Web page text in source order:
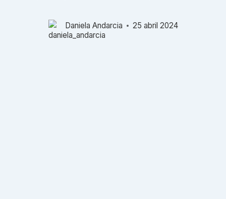
Daniela Andarcia 25 abril 2024